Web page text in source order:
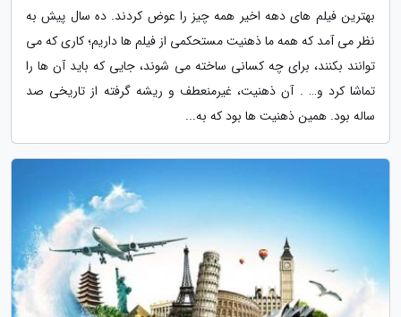
بهترین فیلم های دهه اخیر همه چیز را عوض کردند. ده سال پیش به
نظر می آمد که همه ما ذهنیت مستحکمی از فیلم ها داریم؛ کاری که می
توانند بکنند، برای چه کسانی ساخته می شوند، جایی که باید آن ها را
تماشا کرد و… . آن ذهنیت، غیرمنعطف و ریشه گرفته از تاریخی صد
ساله بود. همین ذهنیت ها بود که به...